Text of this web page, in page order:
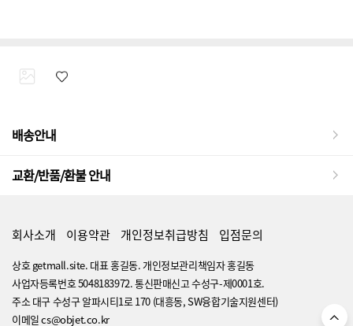
배송안내
교환/반품/환불 안내
회사소개 이용약관 개인정보취급방침 입점문의
상호 getmall.site. 대표 홍길동. 개인정보관리책임자 홍길동
사업자등록번호 5048183972. 통신판매신고 수성구-제0001호.
주소 대구 수성구 알파시티1로 170 (대흥동, SW융합기술지원센터)
이메일 cs@objet.co.kr